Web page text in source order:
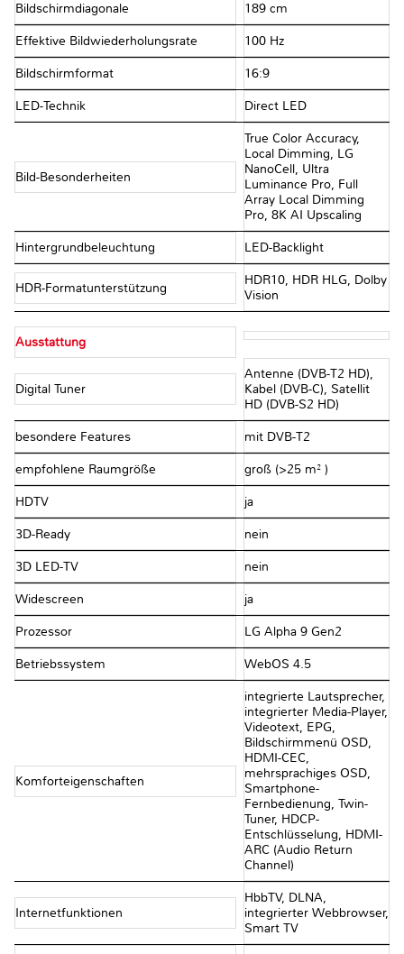
Bildschirmdiagonale 189 cm
Effektive Bildwiederholungsrate 100 Hz
Bildschirmformat 16:9
LED-Technik Direct LED
Bild-Besonderheiten
True Color Accuracy,
Local Dimming, LG
NanoCell, Ultra
Luminance Pro, Full
Array Local Dimming
Pro, 8K AI Upscaling
Hintergrundbeleuchtung LED-Backlight
HDR-Formatunterstützung
HDR10, HDR HLG, Dolby
Vision
Ausstattung
Digital Tuner
Antenne (DVB-T2 HD),
Kabel (DVB-C), Satellit
HD (DVB-S2 HD)
besondere Features mit DVB-T2
empfohlene Raumgröße groß (>25 m² )
HDTV ja
3D-Ready nein
3D LED-TV nein
Widescreen ja
Prozessor LG Alpha 9 Gen2
Betriebssystem WebOS 4.5
Komforteigenschaften
integrierte Lautsprecher,
integrierter Media-Player,
Videotext, EPG,
Bildschirmmenü OSD,
HDMI-CEC,
mehrsprachiges OSD,
Smartphone-
Fernbedienung, Twin-
Tuner, HDCP-
Entschlüsselung, HDMI-
ARC (Audio Return
Channel)
Internetfunktionen
HbbTV, DLNA,
integrierter Webbrowser,
Smart TV